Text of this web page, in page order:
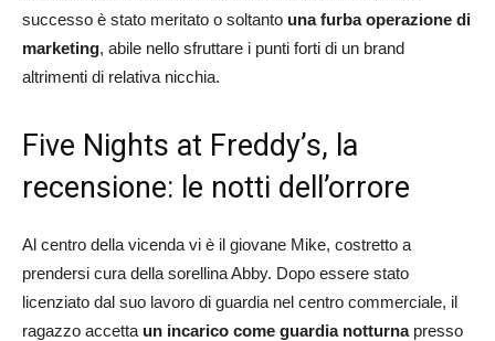
successo è stato meritato o soltanto una furba operazione di
marketing, abile nello sfruttare i punti forti di un brand
altrimenti di relativa nicchia.
Five Nights at Freddy’s, la
recensione: le notti dell’orrore
Al centro della vicenda vi è il giovane Mike, costretto a
prendersi cura della sorellina Abby. Dopo essere stato
licenziato dal suo lavoro di guardia nel centro commerciale, il
ragazzo accetta un incarico come guardia notturnapresso